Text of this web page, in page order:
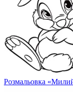
Розмальовка